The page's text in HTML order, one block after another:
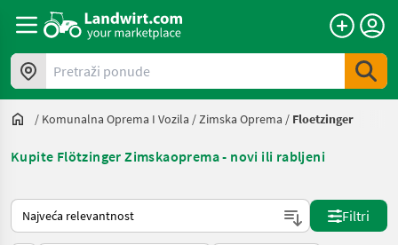
Pretraži ponude
/ Komunalna Oprema I Vozila /Zimska Oprema / Floetzinger
Kupite Flötzinger Zimskaoprema - novi ili rabljeni
Tako se sortira na Landwirt.com
Filtri